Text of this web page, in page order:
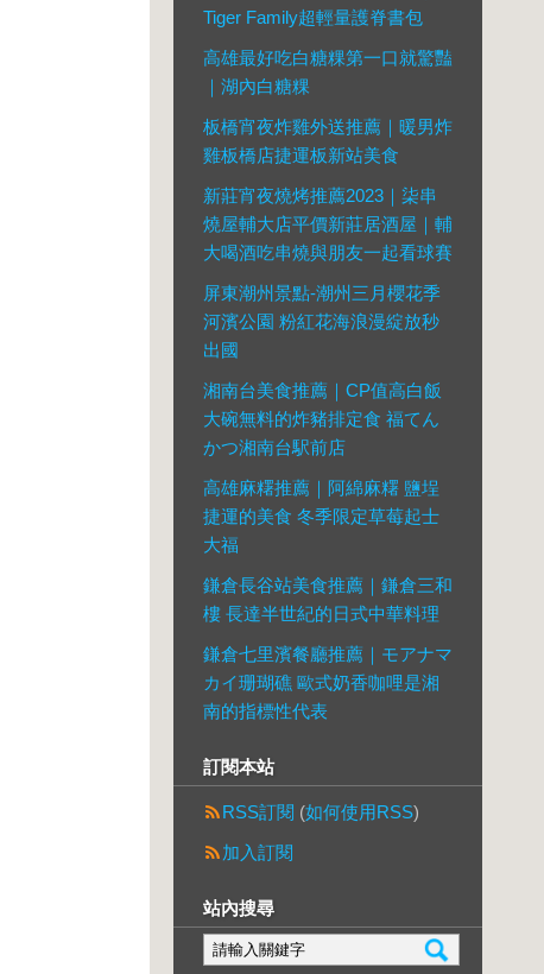
Tiger Family超輕量護脊書包
高雄最好吃白糖粿第一口就驚豔
｜湖內白糖粿
板橋宵夜炸雞外送推薦｜暖男炸
雞板橋店捷運板新站美食
新莊宵夜燒烤推薦2023｜柒串
燒屋輔大店平價新莊居酒屋｜輔
大喝酒吃串燒與朋友一起看球賽
屏東潮州景點-潮州三月櫻花季
河濱公園 粉紅花海浪漫綻放秒
出國
湘南台美食推薦｜CP值高白飯
大碗無料的炸豬排定食 福てん
かつ湘南台駅前店
高雄麻糬推薦｜阿綿麻糬 鹽埕
捷運的美食 冬季限定草莓起士
大福
鎌倉長谷站美食推薦｜鎌倉三和
樓 長達半世紀的日式中華料理
鎌倉七里濱餐廳推薦｜モアナマ
カイ珊瑚礁 歐式奶香咖哩是湘
南的指標性代表
訂閱本站
RSS訂閱 (如何使用RSS)
加入訂閱
站內搜尋